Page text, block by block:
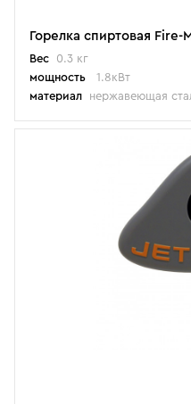
Горелка спиртовая Fire-
Вес
0.3 кг
мощность
1.8кВт
материал
нержавеющая